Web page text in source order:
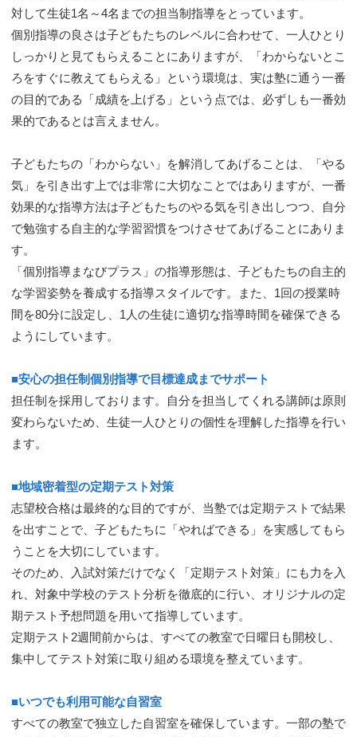
対して生徒1名～4名までの担当制指導をとっています。
個別指導の良さは子どもたちのレベルに合わせて、一人ひとり
しっかりと見てもらえることにありますが、「わからないとこ
ろをすぐに教えてもらえる」という環境は、実は塾に通う一番
の目的である「成績を上げる」という点では、必ずしも一番効
果的であるとは言えません。
子どもたちの「わからない」を解消してあげることは、「やる
気」を引き出す上では非常に大切なことではありますが、一番
効果的な指導方法は子どもたちのやる気を引き出しつつ、自分
で勉強する自主的な学習習慣をつけさせてあげることにありま
す。
「個別指導まなびプラス」の指導形態は、子どもたちの自主的
な学習姿勢を養成する指導スタイルです。
また、1回の授業時
間を80分に設定し、1人の生徒に適切な指導時間を確保できる
ようにしています。
■安心の担任制個別指導で目標達成までサポート
担任制を採用しております。自分を担当してくれる講師は原則
変わらないため、生徒一人ひとりの個性を理解した指導を行い
ます。
■地域密着型の定期テスト対策
志望校合格は最終的な目的ですが、当塾では定期テストで結果
を出すことで、子どもたちに「やればできる」を実感してもら
うことを大切にしています。
そのため、入試対策だけでなく「定期テスト対策」にも力を入
れ、対象中学校のテスト分析を徹底的に行い、オリジナルの定
期テスト予想問題を用いて指導しています。
定期テスト2週間前からは、すべての教室で日曜日も開校し、
集中してテスト対策に取り組める環境を整えています。
■いつでも利用可能な自習室
すべての教室で独立した自習室を確保しています。一部の塾で